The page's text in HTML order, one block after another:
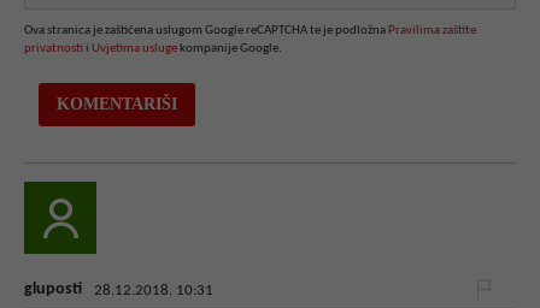
Ova stranica je zaštićena uslugom Google reCAPTCHA te je podložna Pravilima zaštite
privatnosti i Uvjetima usluge kompanije Google.
gluposti 28.12.2018. 10:31